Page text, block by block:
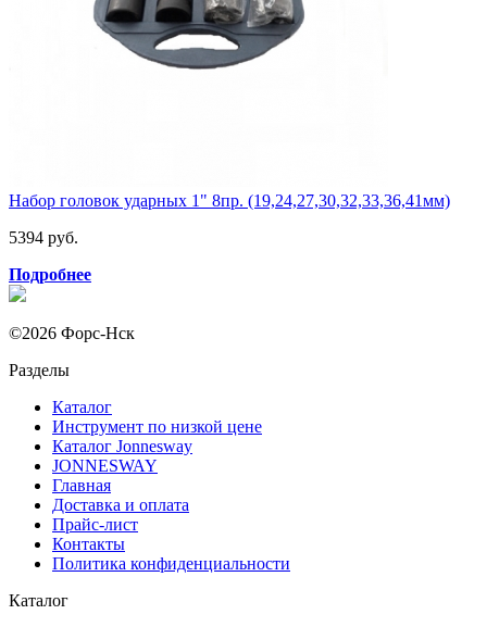
Набор головок ударных 1" 8пр. (19,24,27,30,32,33,36,41мм)
5394 руб.
Подробнее
©2026 Форс-Нск
Разделы
Каталог
Инструмент по низкой цене
Каталог Jonnesway
JONNESWAY
Главная
Доставка и оплата
Прайс-лист
Контакты
Политика конфиденциальности
Каталог